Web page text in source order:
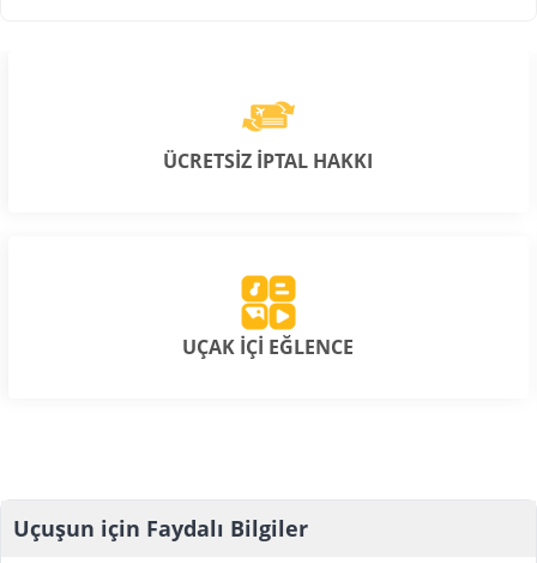
ÜCRETSİZ İPTAL HAKKI
UÇAK İÇİ EĞLENCE
Uçuşun için Faydalı Bilgiler